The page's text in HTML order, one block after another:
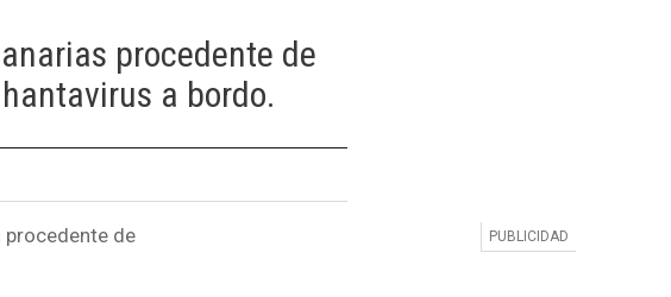
procedente de
a bordo.
procedente de